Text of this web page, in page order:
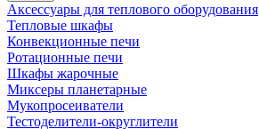
Аксессуары для теплового оборудования
Тепловые шкафы
Конвекционные печи
Ротационные печи
Шкафы жарочные
Миксеры планетарные
Мукопросеиватели
Тестоделители-округлители